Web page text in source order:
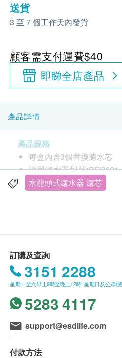
送貨
3 至 7 個工作天內發貨
顧客需支付運費$40
即睇全店產品
產品詳情
產品規格
每盒內含3個替換濾水芯
適用濾水器型號
CSPX、CSPUD、
水龍頭式濾水器 濾芯
訂購及查詢
3151 2288
星期一至六早上9時至晚上12時; 星期日及公眾假
5283 4117
support@esdlife.com
付款方法